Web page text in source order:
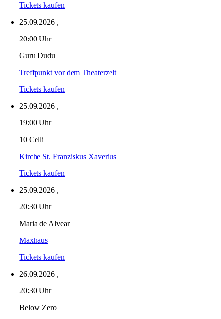
Tickets kaufen
25.09.2026 ,
20:00 Uhr
Guru Dudu
Treffpunkt vor dem Theaterzelt
Tickets kaufen
25.09.2026 ,
19:00 Uhr
10 Celli
Kirche St. Franziskus Xaverius
Tickets kaufen
25.09.2026 ,
20:30 Uhr
Maria de Alvear
Maxhaus
Tickets kaufen
26.09.2026 ,
20:30 Uhr
Below Zero